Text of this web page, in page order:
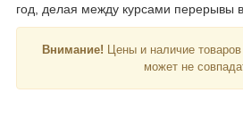
год, делая между курсами перерывы
Внимание! Цены и наличие
может не